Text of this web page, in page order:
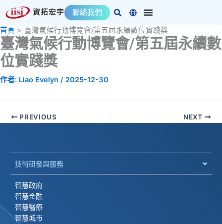
至
主
要
內
容
聯絡我們
首頁
臺灣氣候行動博覽會/第五屆永續數位實踐獎
臺灣氣候行動博覽會/第五屆永續數
位實踐獎
作者: Liao Evelyn / 2025-12-30
PREVIOUS NEXT
技術研發與服務
智慧政府
智慧金融
智慧醫療
智慧城市